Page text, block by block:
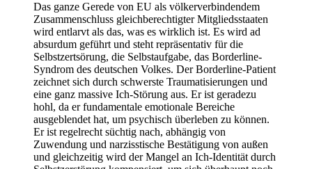
Das ganze Gerede von EU als völkerverbindendem
Zusammenschluss gleichberechtigter Mitgliedsstaaten
wird entlarvt als das, was es wirklich ist. Es wird ad
absurdum geführt und steht repräsentativ für die
Selbstzertsörung, die Selbstaufgabe, das Borderline-
Syndrom des deutschen Volkes. Der Borderline-Patient
zeichnet sich durch schwerste Traumatisierungen und
eine ganz massive Ich-Störung aus. Er ist geradezu
hohl, da er fundamentale emotionale Bereiche
ausgeblendet hat, um psychisch überleben zu können.
Er ist regelrecht süchtig nach, abhängig von
Zuwendung und narzisstische Bestätigung von außen
und gleichzeitig wird der Mangel an Ich-Identität durch